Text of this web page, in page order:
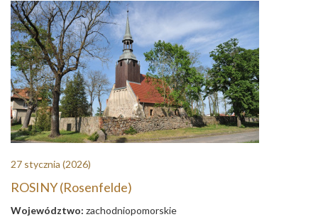
27 stycznia (2026)
ROSINY (Rosenfelde)
Województwo: zachodniopomorskie